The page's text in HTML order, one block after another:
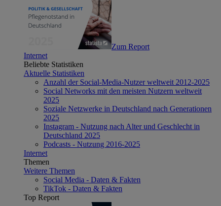
Zum Report
Internet
Beliebte Statistiken
Aktuelle Statistiken
Anzahl der Social-Media-Nutzer weltweit 2012-2025
Social Networks mit den meisten Nutzern weltweit
2025
Soziale Netzwerke in Deutschland nach Generationen
2025
Instagram - Nutzung nach Alter und Geschlecht in
Deutschland 2025
Podcasts - Nutzung 2016-2025
Internet
Themen
Weitere Themen
Social Media - Daten & Fakten
TikTok - Daten & Fakten
Top Report